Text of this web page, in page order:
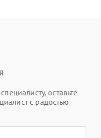
оставьте
с радостью